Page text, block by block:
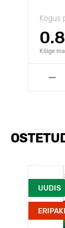
Kogus
Kõige
UUDIS